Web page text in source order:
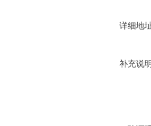
详细地
补充说